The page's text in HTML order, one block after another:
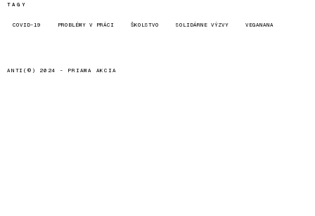
TAGY
COVID-19 PROBLÉMY V PRÁCI ŠKOLSTVO SOLIDÁRNE VÝZVY VEGANANA
ANTI(©) 2024 - PRIAMA AKCIA